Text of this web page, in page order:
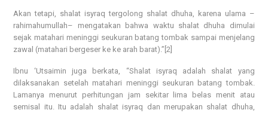
Akan tetapi, shalat isyraq tergolong shalat dhuha, karena ulama –
rahimahumullah– mengatakan bahwa waktu shalat dhuha dimulai
sejak matahari meninggi seukuran batang tombak sampai menjelang
zawal (matahari bergeser ke ke arah barat).”[2]
Ibnu ‘Utsaimin juga berkata, “Shalat isyraq adalah shalat yang
dilaksanakan setelah matahari meninggi seukuran batang tombak.
Lamanya menurut perhitungan jam sekitar lima belas menit atau
semisal itu. Itu adalah shalat isyraq dan merupakan shalat dhuha,